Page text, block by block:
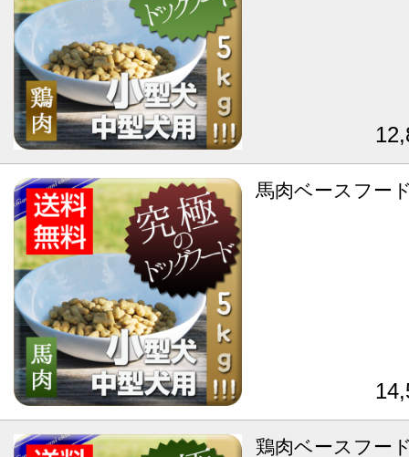
馬肉ベースフー
鶏肉ベースフー